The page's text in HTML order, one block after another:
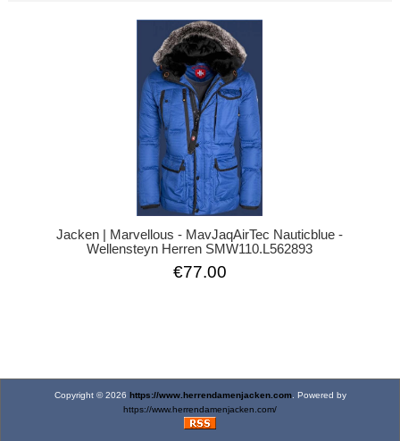
Jacken | Marvellous - MavJaqAirTec Nauticblue -
Wellensteyn Herren SMW110.L562893
€77.00
Copyright © 2026 https://www.herrendamenjacken.com. Powered by
https://www.herrendamenjacken.com/